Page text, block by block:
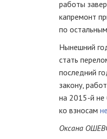
работы
капремонт
по
Нынешний
стать
последний
закону,
на 2015-й не
ко взносам
Оксана